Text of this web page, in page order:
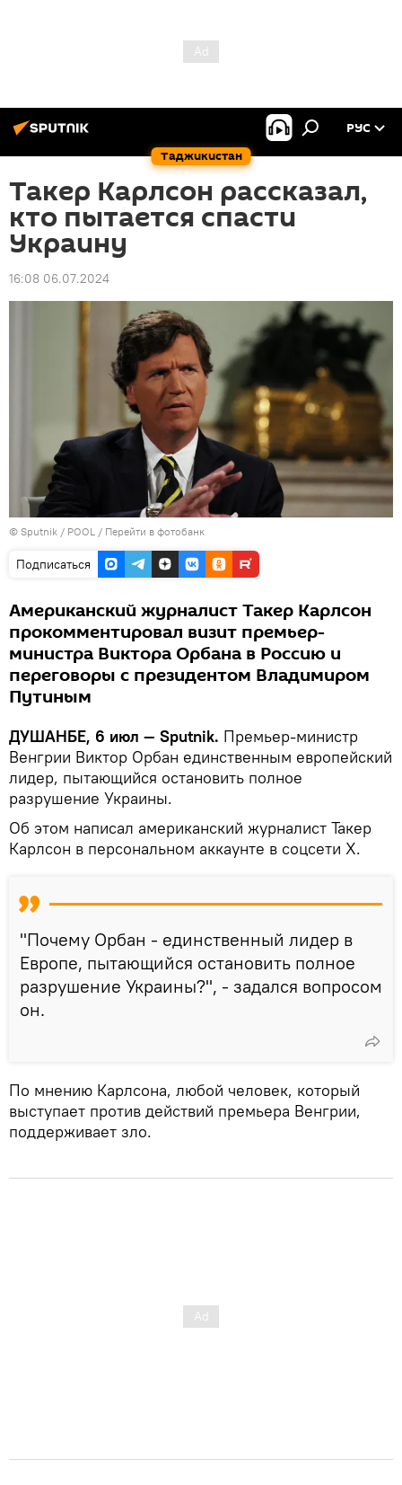
Таджикистан
РУС
Такер Карлсон рассказал,
кто пытается спасти
Украину
16:08 06.07.2024
© Sputnik / POOL / Перейти в фотобанк
Подписаться
Американский журналист Такер Карлсон
прокомментировал визит премьер-
министра Виктора Орбана в Россию и
переговоры с президентом Владимиром
Путиным
ДУШАНБЕ, 6 июл — Sputnik. Премьер-министр
Венгрии Виктор Орбан единственным европейский
лидер, пытающийся остановить полное
разрушение Украины.
Об этом написал американский журналист Такер
Карлсон в персональном аккаунте в соцсети X.
"Почему Орбан - единственный лидер в
Европе, пытающийся остановить полное
разрушение Украины?", - задался вопросом
он.
По мнению Карлсона, любой человек, который
выступает против действий премьера Венгрии,
поддерживает зло.